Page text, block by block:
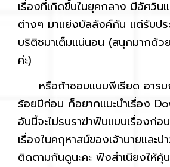
เรื่องที่เกิดขึ้นในยุคกลาง มีอัศวิน
ต่างๆ มาแย่งบัลลังค์กัน แต่รับปร
บริติชมาเต็มแน่นอน (สนุกมากด้
ค่ะ)
หรือถ้าชอบแบบพีเรียด อารม
ร้อยปีก่อน ก็อยากแนะนำเรื่อง
อันนี้จะไม่รบราฆ่าฟันแบบเรื่องก่อ
เรื่องในคฤหาสน์ของเจ้านายและ
ติดตามกันดูนะคะ ฟังสำเนียงให้คุ้